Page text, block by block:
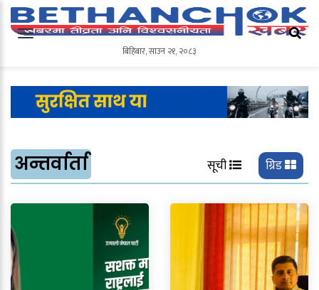
बिहिबार,साउन २१,२०८३
बिहिबार,साउन २१, २०८३
अन्तर्वार्ता सूची ग्रिड